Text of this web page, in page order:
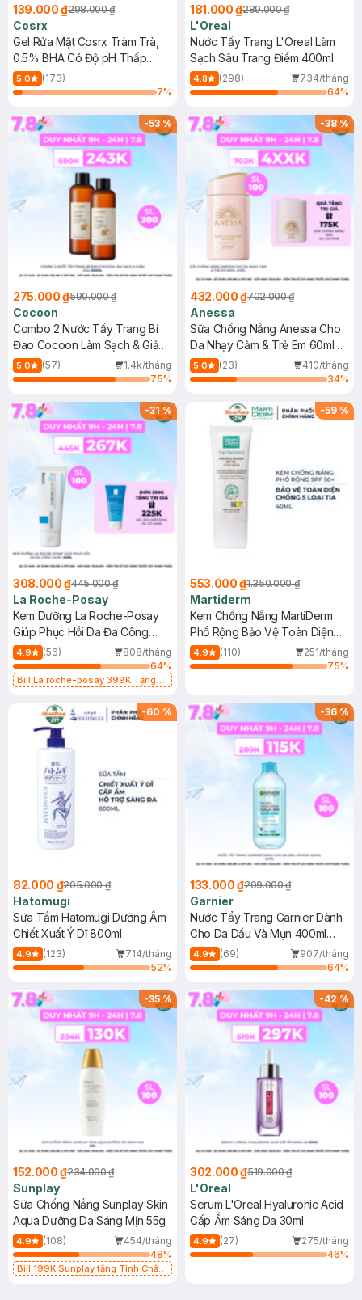
139.000 ₫298.000 ₫
Cosrx
Gel Rửa Mặt Cosrx Tràm Trà,
0.5% BHA Có Độ pH Thấp
150ml
5.0
(173)
7%
181.000 ₫289.000 ₫
L'Oreal
Nước Tẩy Trang L'Oreal Làm
Sạch Sâu Trang Điểm 400ml
4.8 (298)
734/tháng
64%
-53%
275.000 ₫590.000 ₫
Cocoon
Combo 2 Nước Tẩy Trang Bí
Đao Cocoon Làm Sạch & Giảm
Dầu 500ml
5.0 (57)
1.4k/tháng
75%
-38%
432.000 ₫702.000 ₫
Anessa
Sữa Chống Nắng Anessa Cho
Da Nhạy Cảm & Trẻ Em 60ml
(Mới)
5.0 (23)
410/tháng
34%
-31%
308.000 ₫445.000 ₫
La Roche-Posay
Kem Dưỡng La Roche-Posay
Giúp Phục Hồi Da Đa Công
Dụng 40ml
4.9 (56)
808/tháng
64%
Bill La roche-posay 399K Tặng
(SL có hạn)
-59 %
553.000 ₫1.350.000 ₫
Martiderm
Kem Chống Nắng MartiDerm
Phổ Rộng Bảo Vệ Toàn Diện
40ml
4.9 (110)
251/tháng
75%
-60 %
82.000 ₫205.000 ₫
Hatomugi
Sữa Tắm Hatomugi Dưỡng Ẩm
Chiết Xuất Ý Dĩ 800ml
4.9 (123)
714/tháng
52%
-36%
133.000 ₫209.000 ₫
Garnier
Nước Tẩy Trang Garnier Dành
Cho Da Dầu Và Mụn 400ml
(Mới)
4.9 (69)
907/tháng
64%
-35%
152.000 ₫234.000 ₫
Sunplay
Sữa Chống Nắng Sunplay Skin
Aqua Dưỡng Da Sáng Mịn 55g
4.9 (108)
454/tháng
48%
Bill 199K Sunplay tặng Tinh Chất
-42%
302.000 ₫519.000 ₫
L'Oreal
Serum L'Oreal Hyaluronic Acid
Cấp Ẩm Sáng Da 30ml
4.9 (27)
275/tháng
46%